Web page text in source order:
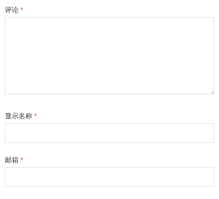
评论 *
显示名称 *
邮箱 *